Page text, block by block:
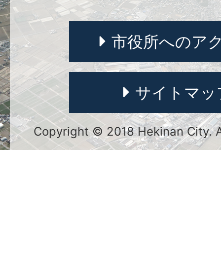
市役所へのア
サイトマッ
Copyright © 2018 Hekinan City.